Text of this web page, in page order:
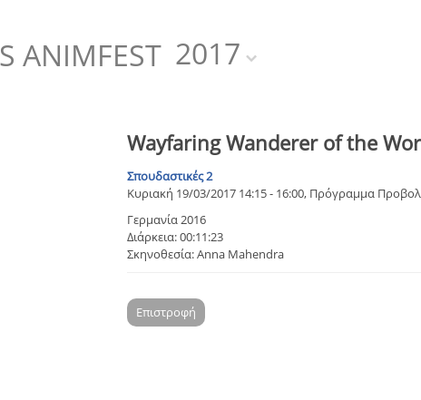
ANIMFEST 2017
Wayfaring Wanderer of the
Σπουδαστικές 2
Κυριακή 19/03/2017 14:15 - 16:00, Πρόγραμμα
Γερμανία 2016
Διάρκεια: 00:11:23
Σκηνοθεσία: Anna Mahendra
Επιστροφή